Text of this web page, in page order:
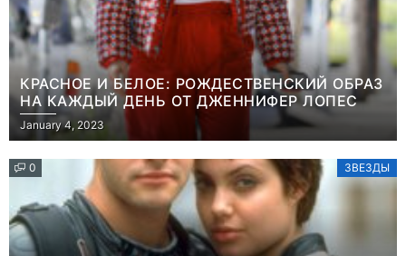
КРАСНОЕ И БЕЛОЕ: РОЖДЕСТВЕНСКИЙ ОБРАЗ
НА КАЖДЫЙ ДЕНЬ ОТ ДЖЕННИФЕР ЛОПЕС
January 4, 2023
0 ЗВЕЗДЫ